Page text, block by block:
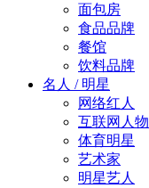
面包房
食品品牌
餐馆
饮料品牌
名人 / 明星
网络红人
互联网人物
体育明星
艺术家
明星艺人